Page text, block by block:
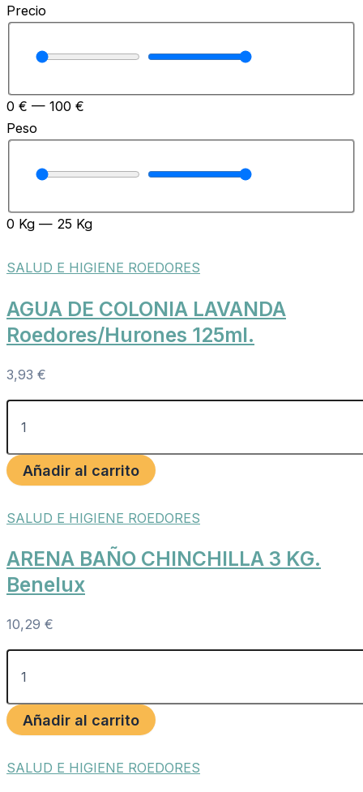
Precio
0 € — 100 €
Peso
0 Kg — 25 Kg
SALUD E HIGIENE ROEDORES
AGUA DE COLONIA LAVANDA
Roedores/Hurones 125ml.
3,93 €
Añadir al carrito
SALUD E HIGIENE ROEDORES
ARENA BAÑO CHINCHILLA 3 KG.
Benelux
10,29 €
Añadir al carrito
SALUD E HIGIENE ROEDORES